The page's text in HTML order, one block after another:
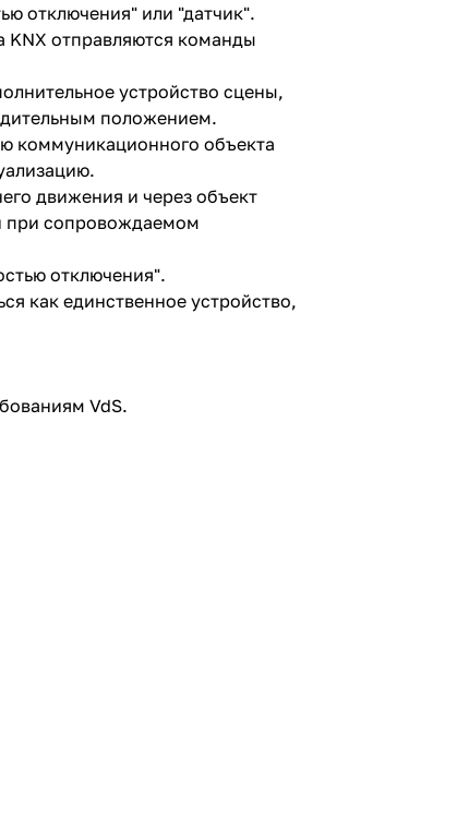
отключения" или "датчик".
отправляются команды
устройство сцены,
положением.
коммуникационного объекта
движения и через объект
при сопровождаемом
отключения".
как единственное устройство,
VdS.